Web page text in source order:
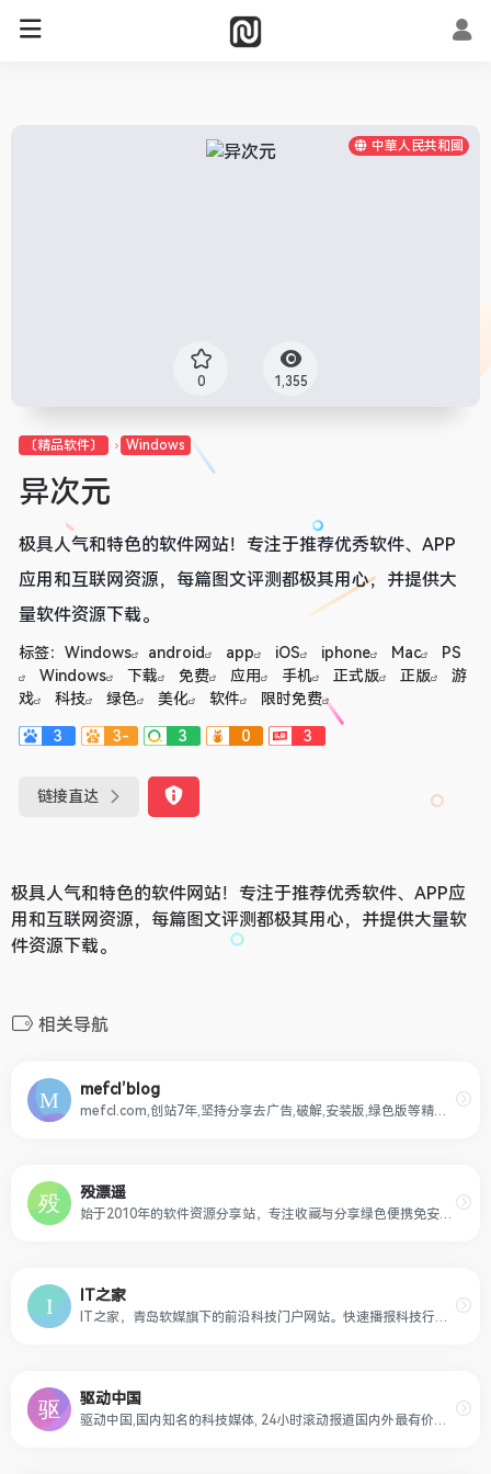
中華人民共和國
0 1,355
〔精品软件〕 Windows
异次元
极具人气和特色的软件网站！专注于推荐优秀软件、APP
应用和互联网资源，每篇图文评测都极其用心，并提供大
量软件资源下载。
标签： Windows android app iOS iphone Mac
PS
Windows
下载 免费 应用 手机 正式版 正版
游
戏
科技 绿色 美化 软件 限时免费
3 3- 3 0 3
链接直达
极具人气和特色的软件网站！专注于推荐优秀软件、APP应
用和互联网资源，每篇图文评测都极其用心，并提供大量软
件资源下载。
相关导航
mefcl’blog
mefcl.com,创站7年,坚持分享去广告,破解,安装版,绿色版等精品软件资源。
殁漂遥
始于2010年的软件资源分享站，专注收藏与分享绿色便携免安装软件，所有软件资源都经过亲自试用后再分享，保证软件的安全与可用性。
IT之家
IT之家，青岛软媒旗下的前沿科技门户网站。快速播报科技行业新闻头条快讯和手机数码产品评测，关注智能车电动车、AR/VR虚拟现实、苹果iOS/iPadOS、鸿蒙OS、谷歌Android、微软Win11/Win10/Win7，紧盯iPhone/iPad、安卓智能设备手机等数码潮流。
驱动中国
驱动中国,国内知名的科技媒体, 24小时滚动报道国内外最有价值的科技新闻、移动通信、IT互联网业界、数码产品、家电及智能穿戴、区块链、VR、共享经济、财经、人工智能、黑科技产品资讯，为用户提供及时权威的科技资讯。